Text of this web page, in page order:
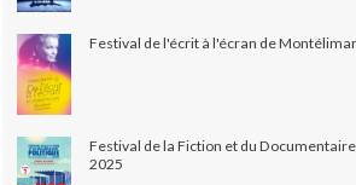
Festival de l'écrit à l'écran de
Festival de la Fiction et du
2025